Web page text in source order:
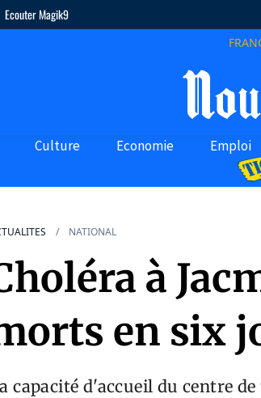
Ecouter Magik9
Culture Economie Emploi
NATIONAL
à
en six
capacité d'accueil du centre